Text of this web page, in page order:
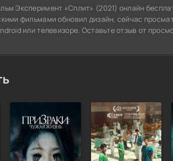
Эксперимент «Сплит» (2021) онлайн
фильмами обновил дизайн, сейчас
или телевизоре. Оставьте отзыв от